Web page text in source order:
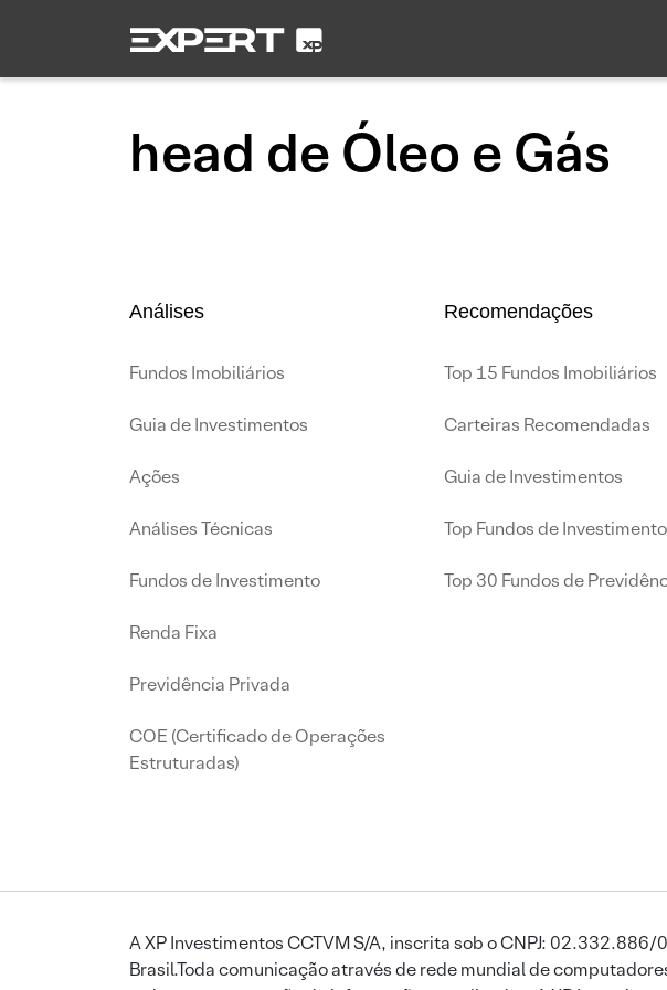
head de Óleo e Gás
Análises
Fundos Imobiliários
Guia de Investimentos
Ações
Análises Técnicas
Fundos de Investimento
Renda Fixa
Previdência Privada
COE (Certificado de Operações
Estruturadas)
Recomendações
Top 15 Fundos Imobiliários
Carteiras Recomendadas
Guia de Investimentos
Top Fundos de Investimento
Top 30 Fundos de
A XP Investimentos CCTVM S/A, inscrita sob o CNPJ:
Brasil.Toda comunicação através de rede mundial de